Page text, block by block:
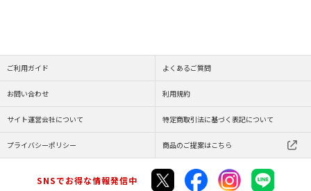
ご利用ガイド よくあるご質問
お問い合わせ 利用規約
サイト運営会社について 特定商取引法に基づく表記について
プライバシーポリシー 商品のご提案はこちら
SNSでお得な情報発信中